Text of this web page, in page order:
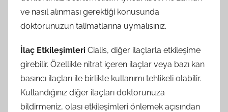
ve nasıl alınması gerektiği konusunda
doktorunuzun talimatlarına uymalısınız.
İlaç Etkileşimleri Cialis, diğer ilaçlarla etkileşime
girebilir. Özellikle nitrat içeren ilaçlar veya bazı kan
basıncı ilaçları ile birlikte kullanımı tehlikeli olabilir.
Kullandığınız diğer ilaçları doktorunuza
bildirmeniz, olası etkileşimleri önlemek açısından